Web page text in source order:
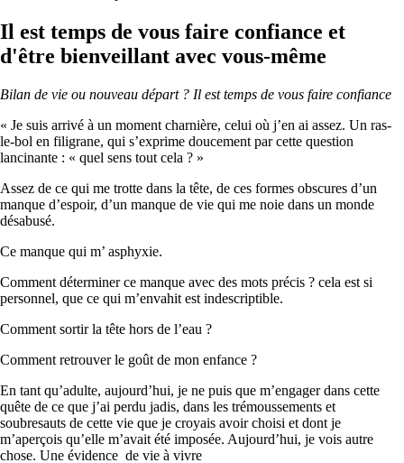
Il est temps de vous faire confiance et
d'être bienveillant avec vous-même
Bilan de vie ou nouveau départ ? Il est temps de vous faire confiance
« Je suis arrivé à un moment charnière, celui où j’en ai assez. Un ras-
le-bol en filigrane, qui s’exprime doucement par cette question
lancinante : « quel sens tout cela ? »
Assez de ce qui me trotte dans la tête, de ces formes obscures d’un
manque d’espoir, d’un manque de vie qui me noie dans un monde
désabusé.
Ce manque qui m’ asphyxie.
Comment déterminer ce manque avec des mots précis ? cela est si
personnel, que ce qui m’envahit est indescriptible.
Comment sortir la tête hors de l’eau ?
Comment retrouver le goût de mon enfance ?
En tant qu’adulte, aujourd’hui, je ne puis que m’engager dans cette
quête de ce que j’ai perdu jadis, dans les trémoussements et
soubresauts de cette vie que je croyais avoir choisi et dont je
m’aperçois qu’elle m’avait été imposée. Aujourd’hui, je vois autre
chose. Une évidence de vie à vivre